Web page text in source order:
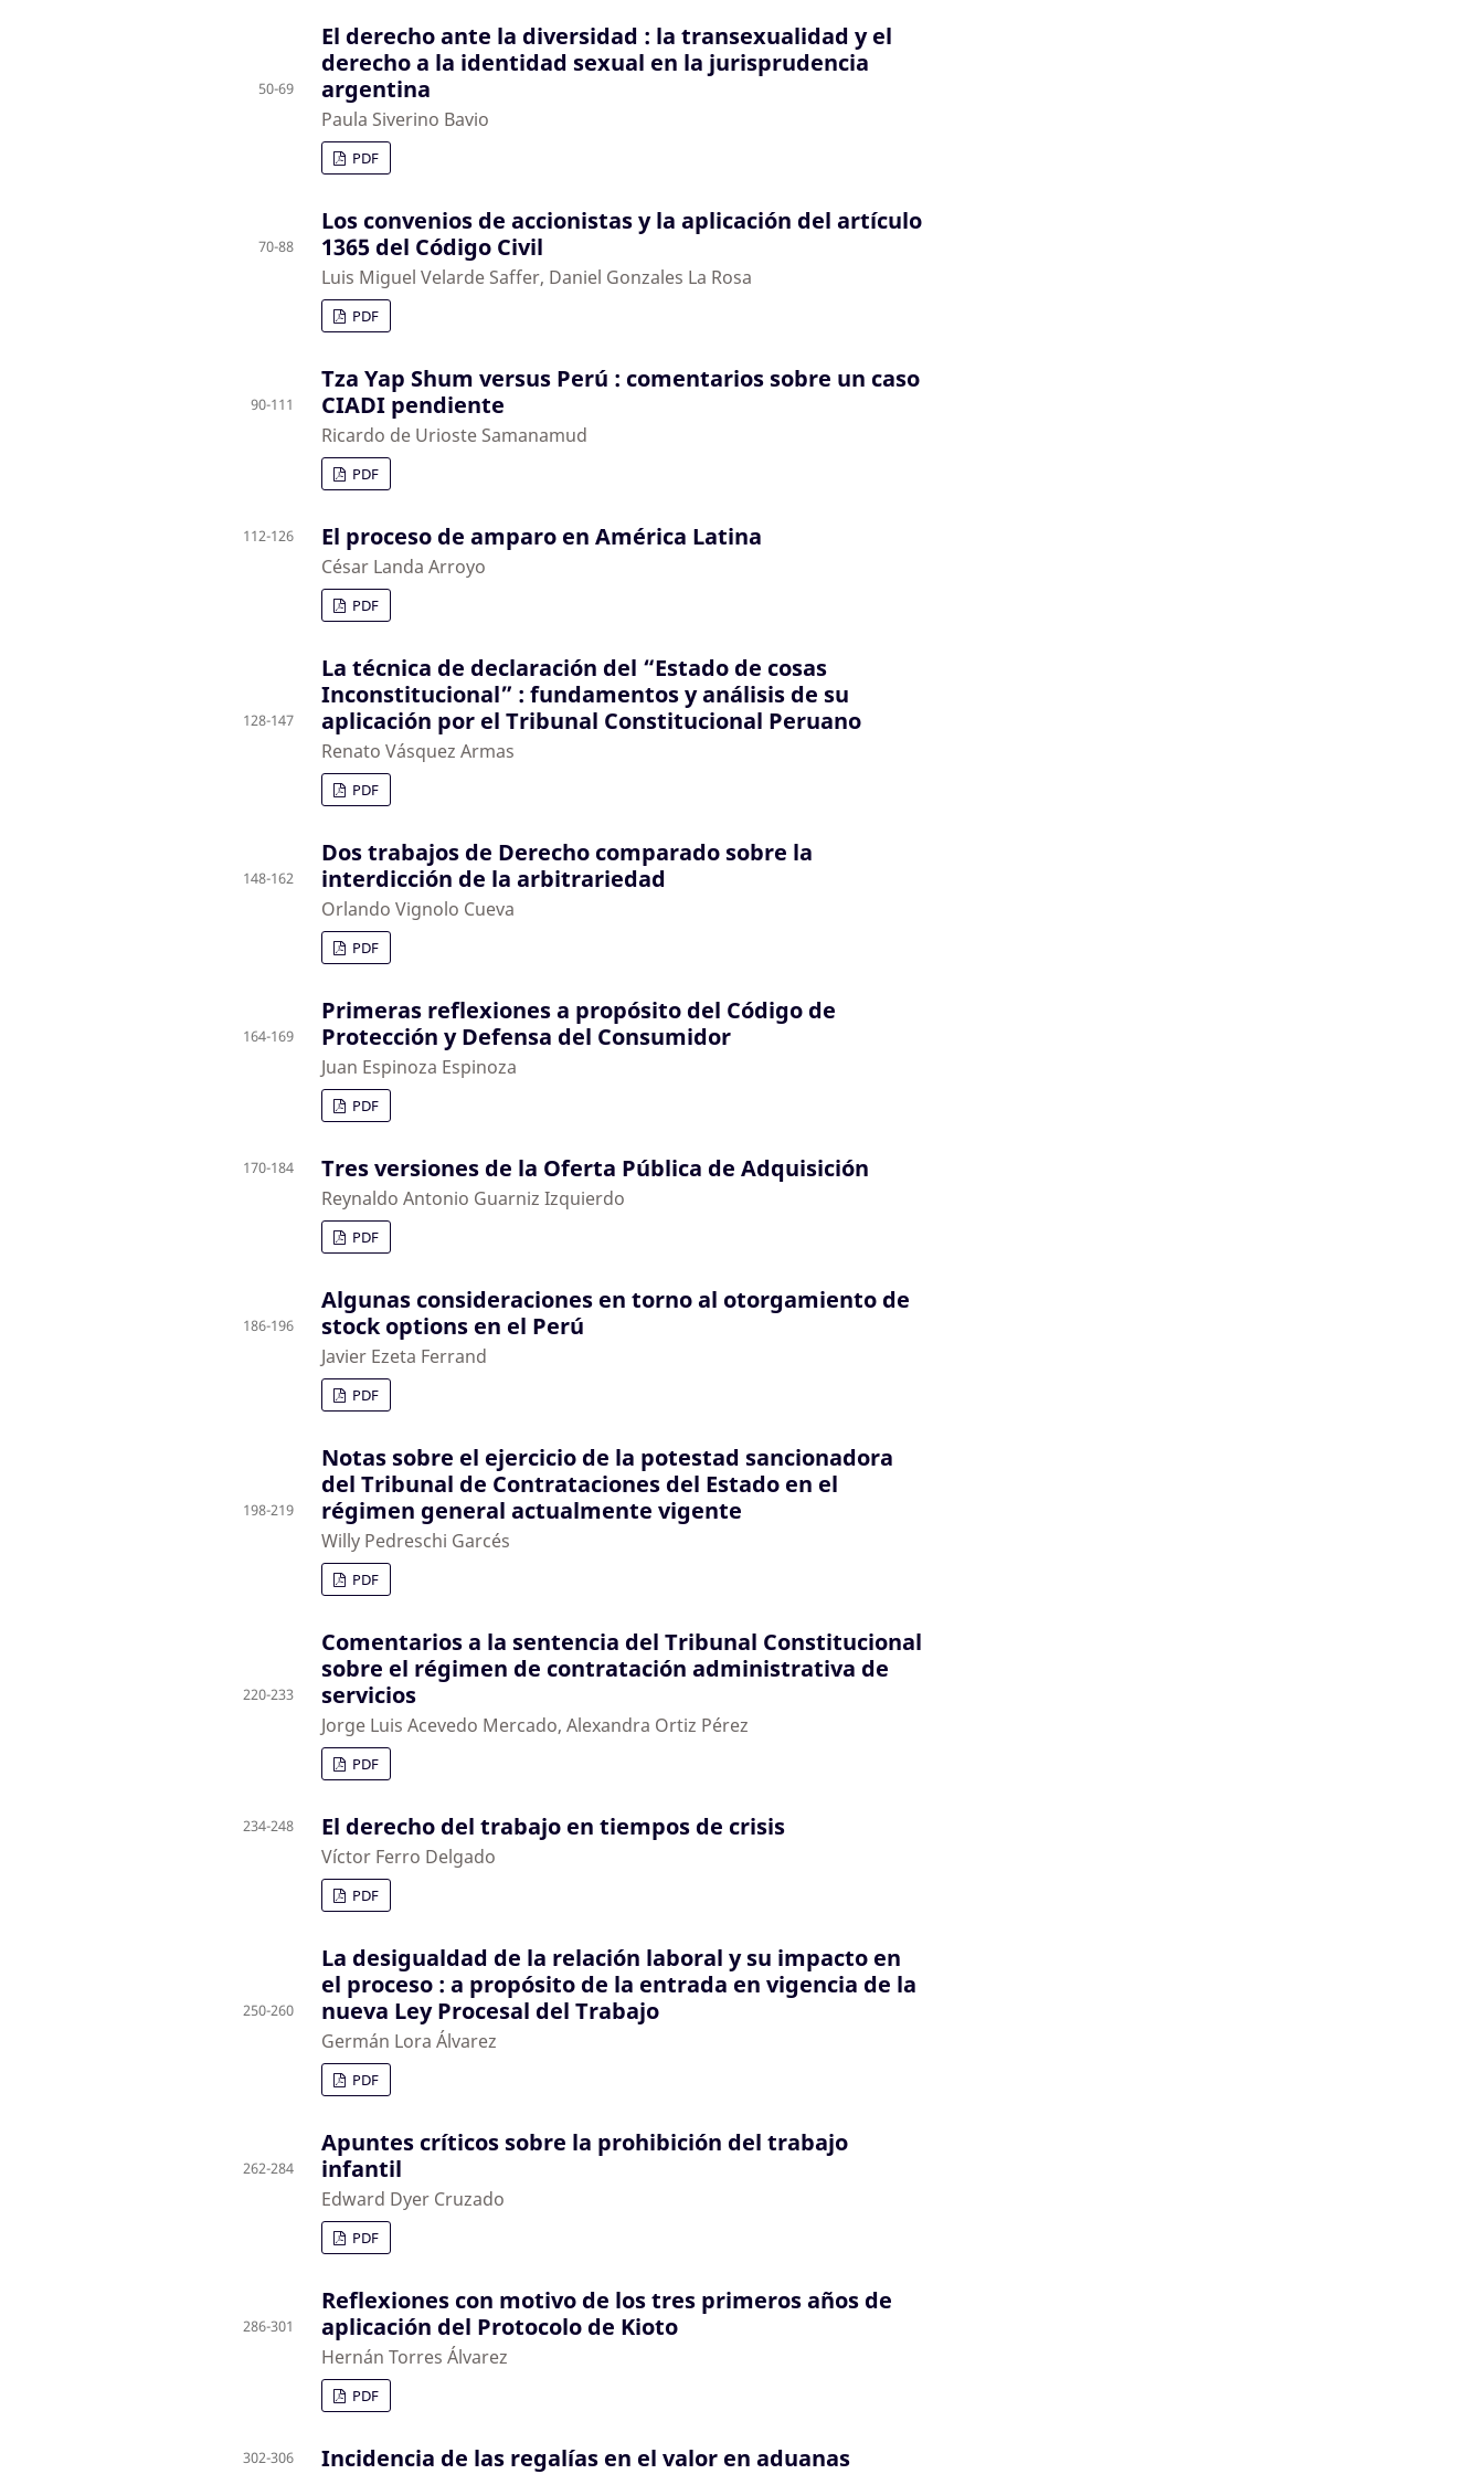
El derecho ante la diversidad : la transexualidad y el
derecho a la identidad sexual en la jurisprudencia
argentina
Paula Siverino Bavio
50-69
PDF
Los convenios de accionistas y la aplicación del artículo
1365 del Código Civil
Luis Miguel Velarde Saffer, Daniel Gonzales La Rosa
70-88
PDF
Tza Yap Shum versus Perú : comentarios sobre un caso
CIADI pendiente
Ricardo de Urioste Samanamud
90-111
PDF
El proceso de amparo en América Latina
César Landa Arroyo
112-126
PDF
La técnica de declaración del “Estado de cosas
Inconstitucional” : fundamentos y análisis de su
aplicación por el Tribunal Constitucional Peruano
Renato Vásquez Armas
128-147
PDF
Dos trabajos de Derecho comparado sobre la
interdicción de la arbitrariedad
Orlando Vignolo Cueva
148-162
PDF
Primeras reflexiones a propósito del Código de
Protección y Defensa del Consumidor
Juan Espinoza Espinoza
164-169
PDF
Tres versiones de la Oferta Pública de Adquisición
Reynaldo Antonio Guarniz Izquierdo
170-184
PDF
Algunas consideraciones en torno al otorgamiento de
stock options en el Perú
Javier Ezeta Ferrand
186-196
PDF
Notas sobre el ejercicio de la potestad sancionadora
del Tribunal de Contrataciones del Estado en el
régimen general actualmente vigente
Willy Pedreschi Garcés
198-219
PDF
Comentarios a la sentencia del Tribunal Constitucional
sobre el régimen de contratación administrativa de
servicios
Jorge Luis Acevedo Mercado, Alexandra Ortiz Pérez
220-233
PDF
El derecho del trabajo en tiempos de crisis
Víctor Ferro Delgado
234-248
PDF
La desigualdad de la relación laboral y su impacto en
el proceso : a propósito de la entrada en vigencia de la
nueva Ley Procesal del Trabajo
Germán Lora Álvarez
250-260
PDF
Apuntes críticos sobre la prohibición del trabajo
infantil
Edward Dyer Cruzado
262-284
PDF
Reflexiones con motivo de los tres primeros años de
aplicación del Protocolo de Kioto
Hernán Torres Álvarez
286-301
PDF
Incidencia de las regalías en el valor en aduanas
302-306